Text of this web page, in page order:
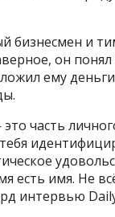
бизнесмен и
он понял
ему
часть
есть имя. Не
интервью